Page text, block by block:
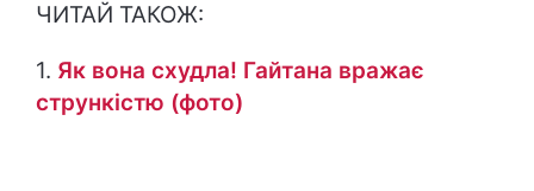
ЧИТАЙ ТАКОЖ:
1. Як вона схудла! Гайтана вражає
стрункістю (фото)